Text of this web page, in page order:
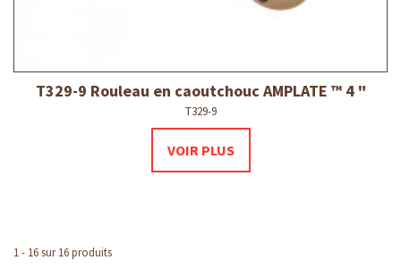
T329-9 Rouleau en caoutchouc AMPLATE ™ 4 "
T329-9
VOIR PLUS
1 - 16 sur 16 produits